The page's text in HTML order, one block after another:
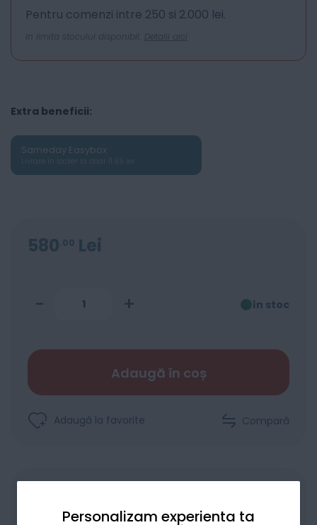
Personalizam experienta ta
Pentru comenzi intre 250 si 2.000 lei.
In limita stocului disponibil. Detalii aici
Extra beneficii:
Sameday Easybox
580 00 Lei
- + în stoc
Adaugă în coș
Adaugă la favorite Compară